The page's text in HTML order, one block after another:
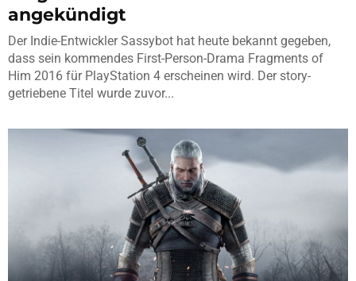
angekündigt
Der Indie-Entwickler Sassybot hat heute bekannt gegeben,
dass sein kommendes First-Person-Drama Fragments of
Him 2016 für PlayStation 4 erscheinen wird. Der story-
getriebene Titel wurde zuvor...